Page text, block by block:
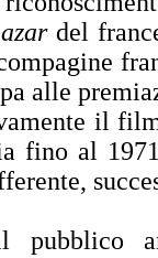
del
alle
il
fino al